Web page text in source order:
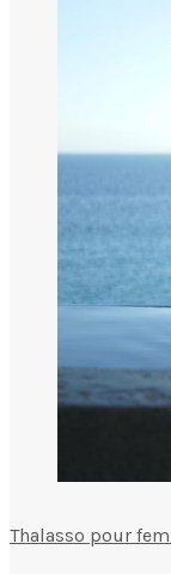
Thalasso pour